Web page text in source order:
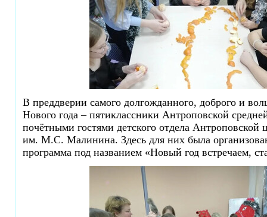
В преддверии самого долгожданного, доброго и
Нового года – пятиклассники Антроповской
почётными гостями детского отдела Антроповской
им. М.С. Малинина. Здесь для них была
программа под названием «Новый год встречаем,